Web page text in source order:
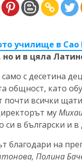
училище в Сао
и в цяла
с десетина
общност, като
почти всички
му
си в български и
благодари на
Полина